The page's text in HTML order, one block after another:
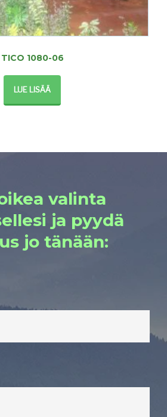
TICO 1080-06
LUE LISÄÄ
valinta
ja pyydä
jo tänään: